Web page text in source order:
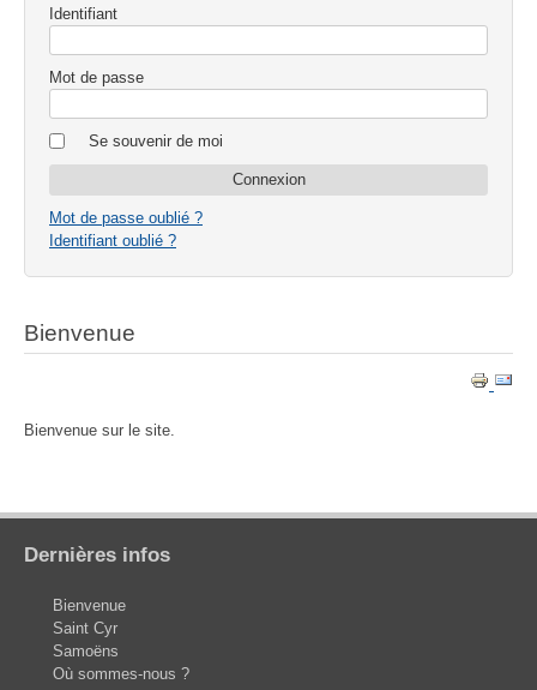
Identifiant
Mot de passe
Se souvenir de moi
Mot de passe oublié ?
Identifiant oublié ?
Bienvenue
Bienvenue sur le site.
Dernières infos
Bienvenue
Saint Cyr
Samoëns
Où sommes-nous ?